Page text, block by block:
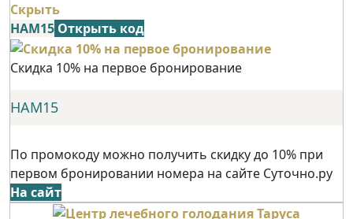
Скрыть
НАМ15 Открыть код
Скидка 10% на первое бронирование
НАМ15
По промокоду можно получить скидку до 10% при
первом бронировании номера на сайте Суточно.ру
На сайт